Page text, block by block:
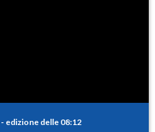
- edizione delle 08:12